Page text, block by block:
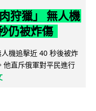
狩獵」 無人機
仍被炸傷
機追擊近 40 秒後被炸
他直斥俄軍對平民進行